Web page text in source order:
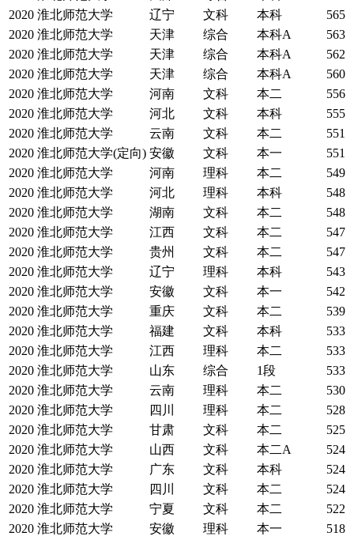
2020 淮北师范大学 辽宁 文科 本科
565
2020 淮北师范大学 天津 综合 本科A
563
2020 淮北师范大学 天津 综合 本科A
562
2020 淮北师范大学 天津 综合 本科A
560
2020 淮北师范大学 河南 文科 本二
556
2020 淮北师范大学 河北 文科 本科
555
2020 淮北师范大学 云南 文科 本二
551
2020 淮北师范大学(定向) 安徽 文科 本一
551
2020 淮北师范大学 河南 理科 本二
549
2020 淮北师范大学 河北 理科 本科
548
2020 淮北师范大学 湖南 文科 本二
548
2020 淮北师范大学 江西 文科 本二
547
2020 淮北师范大学 贵州 文科 本二
547
2020 淮北师范大学 辽宁 理科 本科
543
2020 淮北师范大学 安徽 文科 本一
542
2020 淮北师范大学 重庆 文科 本二
539
2020 淮北师范大学 福建 文科 本科
533
2020 淮北师范大学 江西 理科 本二
533
2020 淮北师范大学 山东 综合 1段
533
2020 淮北师范大学 云南 理科 本二
530
2020 淮北师范大学 四川 理科 本二
528
2020 淮北师范大学 甘肃 文科 本二
525
2020 淮北师范大学 山西 文科 本二A
524
2020 淮北师范大学 广东 文科 本科
524
2020 淮北师范大学 四川 文科 本二
524
2020 淮北师范大学 宁夏 文科 本二
522
2020 淮北师范大学 安徽 理科 本一
518